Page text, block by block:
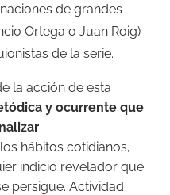
de grandes
Ortega o Juan Roig)
de la serie.
la acción de esta
y ocurrente que
hábitos cotidianos,
indicio revelador que
persigue. Actividad